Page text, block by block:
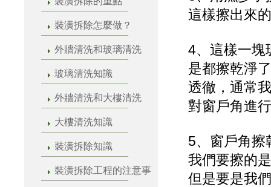
裝潢拆除怎麼做？
外牆清洗和玻璃清洗
玻璃清洗知識
外牆清洗和大樓清洗
大樓清洗知識
裝潢拆除知識
裝潢拆除工程的注意事
這樣擦出來
4、這樣一塊
是都擦乾淨
透徹，通常
對窗戶角進
5、窗戶角擦
我們要擦的
但是要是我